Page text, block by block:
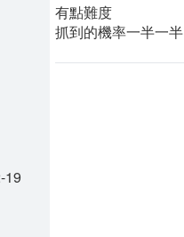
19
有點難度
抓到的機率一半一半